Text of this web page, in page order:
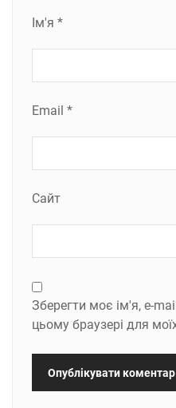
Ім'я *
Email *
Сайт
Зберегти моє ім'я, e-
цьому браузері для